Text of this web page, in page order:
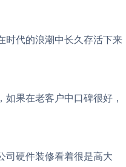
时代的浪潮中长久存活下来
果在老客户中口碑很好，
司硬件装修看着很是高大